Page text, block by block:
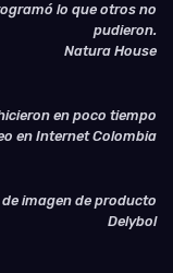
lo que otros no
pudieron.
Natura House
en poco tiempo
en Internet Colombia
imagen de producto
Delybol